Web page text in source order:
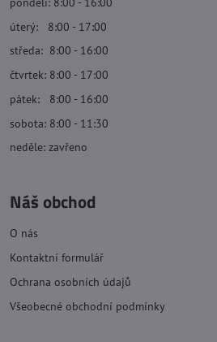
úterý: 8:00 - 17:00
středa: 8:00 - 16:00
čtvrtek: 8:00 - 17:00
pátek: 8:00 - 16:00
sobota: 8:00 - 11:30
neděle: zavřeno
Náš obchod
O nás
Kontaktní formulář
Ochrana osobních údajů
Všeobecné obchodní podmínky